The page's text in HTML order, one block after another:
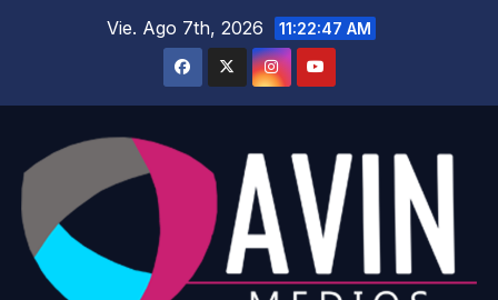
Vie. Ago 7th, 2026 11:22:49 AM